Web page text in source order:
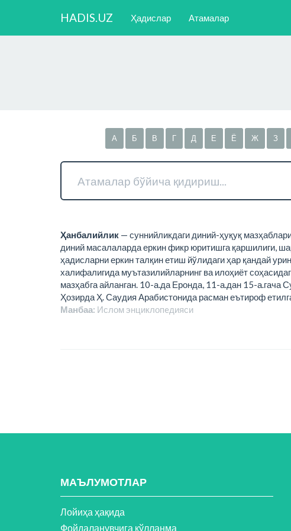
HADIS.UZ Ҳадислар Атамалар
А Б В Г Д Е Ё Ж З
Ҳанбалийлик — суннийликдаги диний-ҳуқуқ
диний масалаларда еркин фикр юритишга қаршилиги,
ҳадисларни еркин талқин етиш йўлидаги ҳар қандай
халифалигида муътазилийларнинг ва илоҳиёт
мазҳабга айланган. 10-а.да Еронда, 11-а.дан 15-а.гача
Ҳозирда Ҳ. Саудия Арабистонида расман еътироф
Манбаа: Ислом энциклопeдияси
МАЪЛУМОТЛАР
Лойиҳа ҳақида
Фойдаланувчига қўлланма